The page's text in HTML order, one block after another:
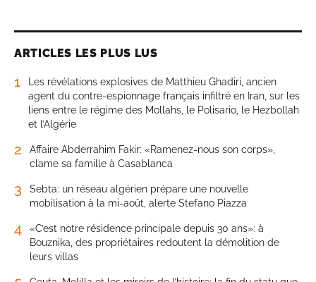
ARTICLES LES PLUS LUS
1
Les révélations explosives de Matthieu Ghadiri, ancien
agent du contre-espionnage français infiltré en Iran, sur les
liens entre le régime des Mollahs, le Polisario, le Hezbollah
et l’Algérie
2
Affaire Abderrahim Fakir: «Ramenez-nous son corps»,
clame sa famille à Casablanca
3
Sebta: un réseau algérien prépare une nouvelle
mobilisation à la mi-août, alerte Stefano Piazza
4
«C’est notre résidence principale depuis 30 ans»: à
Bouznika, des propriétaires redoutent la démolition de
leurs villas